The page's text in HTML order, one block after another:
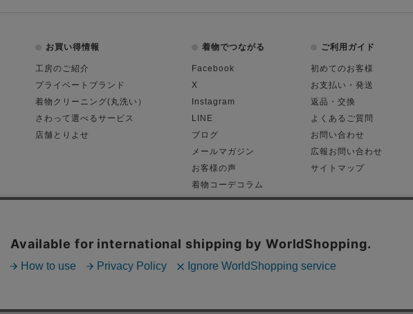
お買い得情報
工房のご紹介
プライベートブランド
着物クリーニング(丸洗い）
さわって選べるサービス
店舗とりよせ
着物でつながる
Facebook
X
Instagram
LINE
ブログ
メールマガジン
お客様の声
着物コーデコラム
ご利用ガイド
初めてのお客様
お支払い・発送
返品・交換
よくあるご質問
お問い合わせ
広報お問い合わせ
サイトマップ